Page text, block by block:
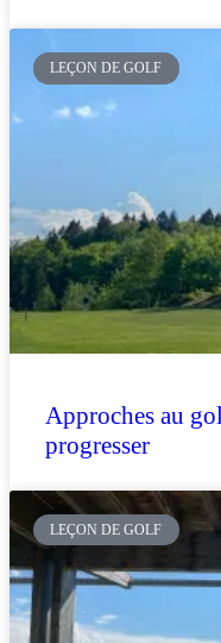
LEÇON DE GOLF
Approches au
progresser
LEÇON DE GOLF